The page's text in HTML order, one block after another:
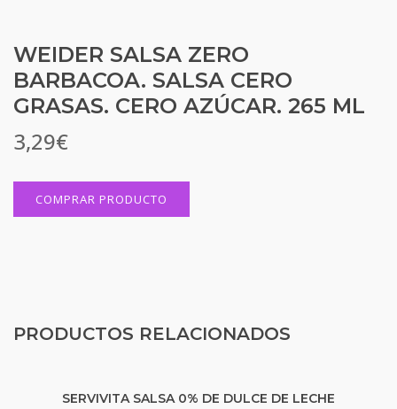
WEIDER SALSA ZERO
BARBACOA. SALSA CERO
GRASAS. CERO AZÚCAR. 265 ML
3,29€
COMPRAR PRODUCTO
PRODUCTOS RELACIONADOS
SERVIVITA SALSA 0% DE DULCE DE LECHE